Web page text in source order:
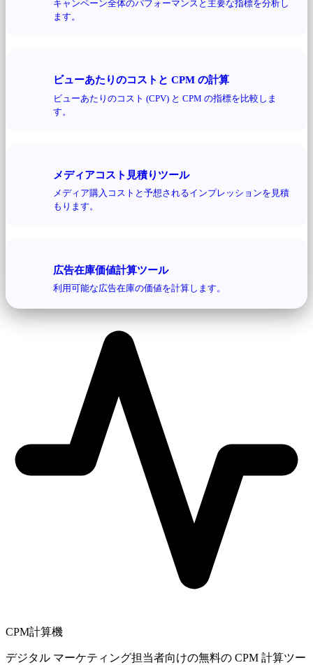
キャンペーン全体のパフォーマンスと主要な指標を分析し
ます。
ビューあたりのコストと CPM の計算
ビューあたりのコスト (CPV) と CPM の指標を比較しま
す。
メディアコスト見積りツール
メディア購入コストと予想されるインプレッションを見積
もります。
広告在庫価値計算ツール
利用可能な広告在庫の価値を計算します。
CPM計算機
デジタル マーケティング担当者向けの無料の CPM 計算ツー